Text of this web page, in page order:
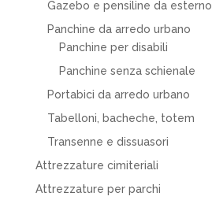
Gazebo e pensiline da esterno
Panchine da arredo urbano
Panchine per disabili
Panchine senza schienale
Portabici da arredo urbano
Tabelloni, bacheche, totem
Transenne e dissuasori
Attrezzature cimiteriali
Attrezzature per parchi